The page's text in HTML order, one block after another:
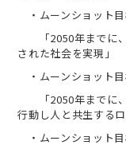
・ムーンショット目
「2050年までに、
された社会を実現」
・ムーンショット目
「2050年までに、
行動し人と共生する
・ムーンショット目